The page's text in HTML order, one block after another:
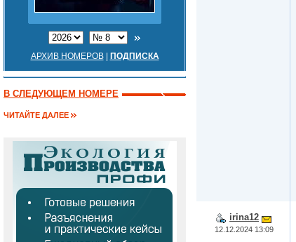
АРХИВ НОМЕРОВ| ПОДПИСКА
В СЛЕДУЮЩЕМ НОМЕРЕ
ЧИТАЙТЕ ДАЛЕЕ
irina12
12.12.2024 13:09